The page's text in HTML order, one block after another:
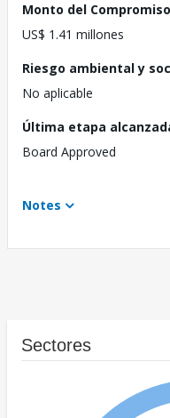
Monto del Compromiso
US$ 1.41 millones
Riesgo ambiental y
No aplicable
Última etapa
Board Approved
Notes
Sectores